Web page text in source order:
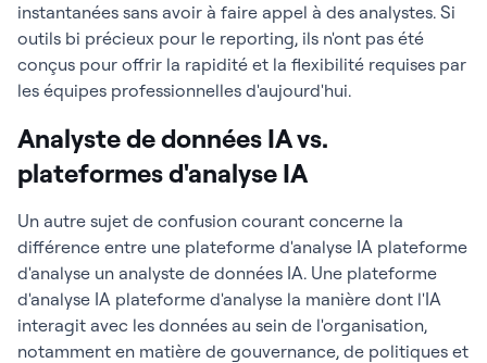
instantanées sans avoir à faire appel à des analystes. Si
outils bi précieux pour le reporting, ils n'ont pas été
conçus pour offrir la rapidité et la flexibilité requises par
les équipes professionnelles d'aujourd'hui.
Analyste de données IA vs.
plateformes d'analyse IA
Un autre sujet de confusion courant concerne la
différence entre une plateforme d'analyse IA plateforme
d'analyse un analyste de données IA. Une plateforme
d'analyse IA plateforme d'analyse la manière dont l'IA
interagit avec les données au sein de l'organisation,
notamment en matière de gouvernance, de politiques et